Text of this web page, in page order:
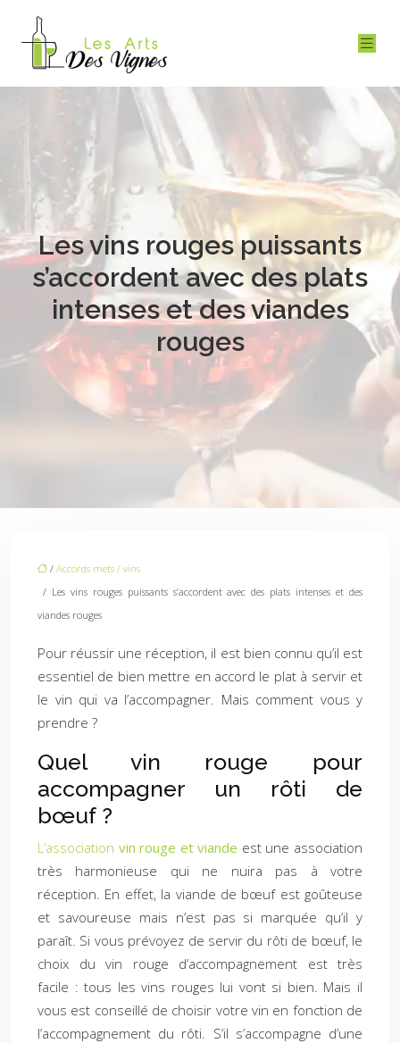
Les vins rouges puissants
s’accordent avec des plats
intenses et des viandes
rouges
/ Accords mets / vins
/ Les vins rouges puissants s’accordent avec des plats intenses et des
viandes rouges
Pour réussir une réception, il est bien connu qu’il est
essentiel de bien mettre en accord le plat à servir et
le vin qui va l’accompagner. Mais comment vous y
prendre ?
Quel vin rouge pour
accompagner un rôti de
bœuf ?
L’association vin rouge et viande est une association
très harmonieuse qui ne nuira pas à votre
réception. En effet, la viande de bœuf est goûteuse
et savoureuse mais n’est pas si marquée qu’il y
paraît. Si vous prévoyez de servir du rôti de bœuf, le
choix du vin rouge d’accompagnement est très
facile : tous les vins rouges lui vont si bien. Mais il
vous est conseillé de choisir votre vin en fonction de
l’accompagnement du rôti. S’il s’accompagne d’une